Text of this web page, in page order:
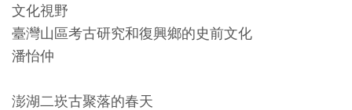
便
民
服
文化視野
臺灣山區考古研究和復興鄉的史前文化
潘怡仲
澎湖二崁古聚落的春天